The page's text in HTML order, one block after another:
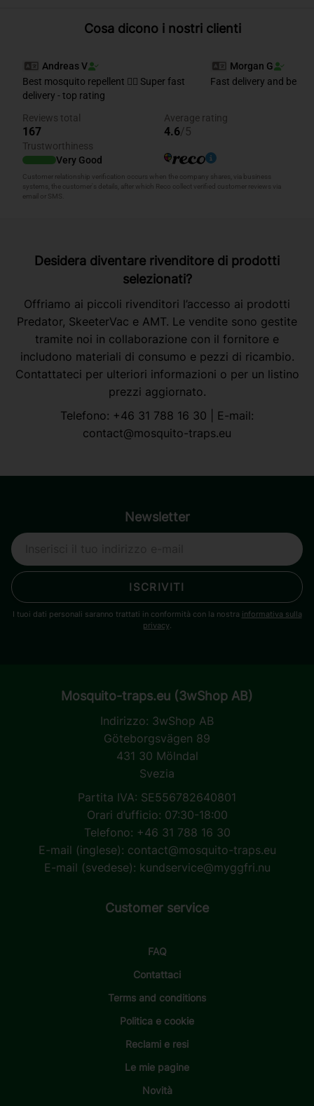
Cosa dicono i nostri clienti
Desidera diventare rivenditore di prodotti
selezionati?
Offriamo ai piccoli rivenditori l’accesso ai prodotti
Predator, SkeeterVac e AMT. Le vendite sono gestite
tramite noi in collaborazione con il fornitore e
includono materiali di consumo e pezzi di ricambio.
Contattateci per ulteriori informazioni o per un listino
prezzi aggiornato.
Telefono: +46 31 788 16 30 | E-mail:
contact@mosquito-traps.eu
Newsletter
ISCRIVITI
I tuoi dati personali saranno trattati in conformità con la nostra informativa sulla
privacy.
Mosquito-traps.eu (3wShop AB)
Indirizzo: 3wShop AB
Göteborgsvägen 89
431 30 Mölndal
Svezia
Partita IVA: SE556782640801
Orari d’ufficio: 07:30-18:00
Telefono: +46 31 788 16 30
E-mail (inglese): contact@mosquito-traps.eu
E-mail (svedese): kundservice@myggfri.nu
Customer service
FAQ
Contattaci
Terms and conditions
Politica e cookie
Reclami e resi
Le mie pagine
Novità